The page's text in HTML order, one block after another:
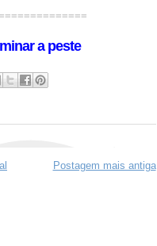
a peste
Postagem mais antiga